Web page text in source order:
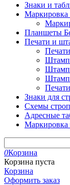
Знаки и
Планшеты
Печати и
Знаки для
Схемы
Адресные
Маркировка
0Корзина
Корзина пуста
Корзина
Оформить заказ